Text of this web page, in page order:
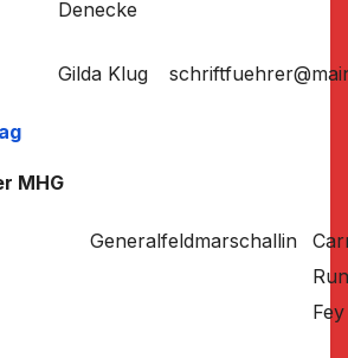
Denecke
Gilda Klug
MHG
Generalfeldmarschallin
Fey